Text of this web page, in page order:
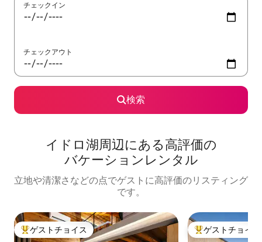
チェックイン
チェックアウト
検索
イドロ湖⁠周⁠辺⁠に⁠あ⁠る高⁠評⁠価⁠の
バ⁠ケ⁠ー⁠シ⁠ョ⁠ン⁠レ⁠ン⁠タ⁠ル
立地や清潔さなどの点でゲストに高評価のリスティング
です。
大好評のゲストチョイスです。
ゲストチョイス 大好評のゲスト
ゲストチョイス